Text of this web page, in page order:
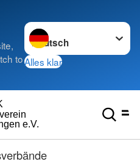
to
Sprache wechseln zu
Alles klar
e.V.